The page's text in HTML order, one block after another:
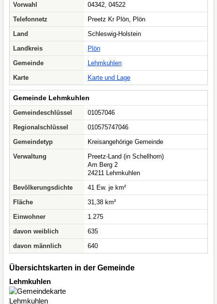
Vorwahl
04342, 04522
Telefonnetz
Preetz Kr Plön, Plön
Land
Schleswig-Holstein
Landkreis
Plön
Gemeinde
Lehmkuhlen
Karte
Karte und Lage
Gemeinde Lehmkuhlen
Gemeindeschlüssel
01057046
Regionalschlüssel
010575747046
Gemeindetyp
Kreisangehörige Gemeinde
Verwaltung
Preetz-Land (in Schellhorn)
Am Berg 2
24211 Lehmkuhlen
Bevölkerungsdichte
41 Ew. je km²
Fläche
31,38 km²
Einwohner
1.275
davon weiblich
635
davon männlich
640
Übersichtskarten in der Gemeinde
Lehmkuhlen